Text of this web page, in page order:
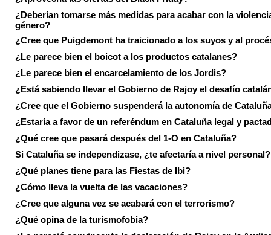
¿Deberían tomarse más medidas para acabar con la
género?
¿Cree que Puigdemont ha traicionado a los suyos y al
¿Le parece bien el boicot a los productos catalanes?
¿Le parece bien el encarcelamiento de los Jordis?
¿Está sabiendo llevar el Gobierno de Rajoy el desafío
¿Cree que el Gobierno suspenderá la autonomía de
¿Estaría a favor de un referéndum en Cataluña legal y
¿Qué cree que pasará después del 1-O en Cataluña?
Si Cataluña se independizase, ¿te afectaría a nivel personal?
¿Qué planes tiene para las Fiestas de Ibi?
¿Cómo lleva la vuelta de las vacaciones?
¿Cree que alguna vez se acabará con el terrorismo?
¿Qué opina de la turismofobia?